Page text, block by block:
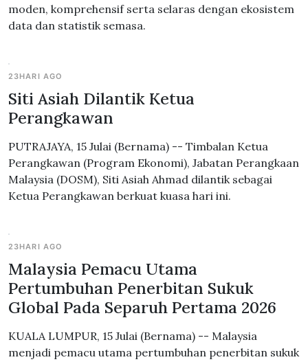
moden, komprehensif serta selaras dengan ekosistem
data dan statistik semasa.
23HARI AGO
Siti Asiah Dilantik Ketua
Perangkawan
PUTRAJAYA, 15 Julai (Bernama) -- Timbalan Ketua
Perangkawan (Program Ekonomi), Jabatan Perangkaan
Malaysia (DOSM), Siti Asiah Ahmad dilantik sebagai
Ketua Perangkawan berkuat kuasa hari ini.
23HARI AGO
Malaysia Pemacu Utama
Pertumbuhan Penerbitan Sukuk
Global Pada Separuh Pertama 2026
KUALA LUMPUR, 15 Julai (Bernama) -- Malaysia
menjadi pemacu utama pertumbuhan penerbitan sukuk